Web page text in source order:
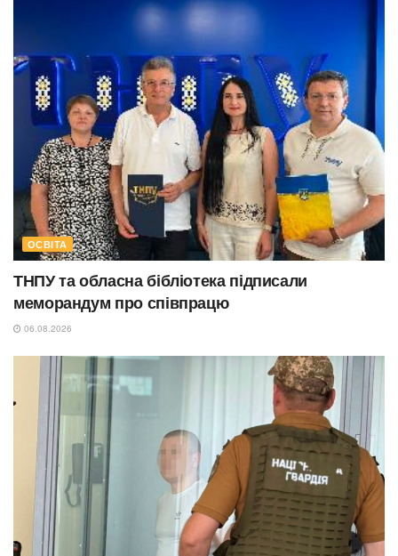
ОСВІТА
ТНПУ та обласна бібліотека підписали
меморандум про співпрацю
06.08.2026